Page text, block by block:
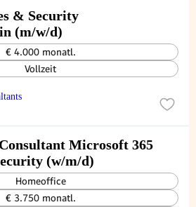
& Security
(m/w/d)
€ 4.000 monatl.
Vollzeit
Microsoft 365
(w/m/d)
Homeoffice
€ 3.750 monatl.